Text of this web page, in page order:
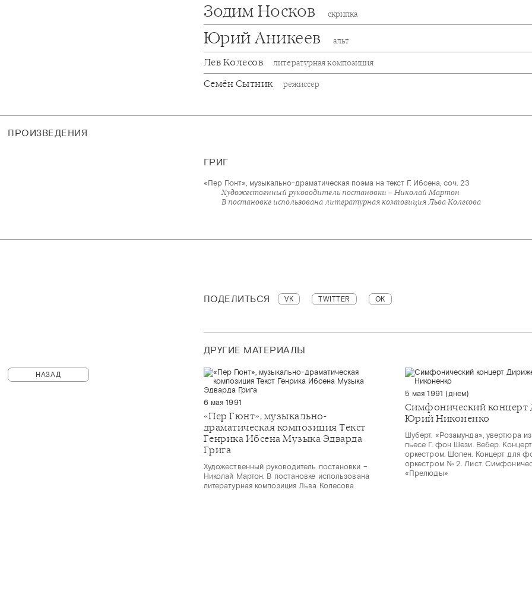
Зодим Носков скрипка
Юрий Аникеев альт
Лев Колесов литературная композиция
Семён Сытник режиссер
ПРОИЗВЕДЕНИЯ
ГРИГ
«Пер Гюнт», музыкально-драматическая поэма на текст Г. Ибсена, соч. 23
Художественный руководитель постановки – Николай Мартон
В постановке использована литературная композиция Льва Колесова
ПОДЕЛИТЬСЯ VK TWITTER OK
ДРУГИЕ МАТЕРИАЛЫ
5 мая 1991 (днем)
Симфонический концерт
Юрий Никоненко
Шуберт. «Розамунда», увертюра
пьесе Г. фон Шези. Вебер.
оркестром. Шопен. Концерт для
оркестром № 2. Лист.
«Прелюды»
6 мая 1991
«Пер Гюнт», музыкально-
драматическая композиция Текст
Генрика Ибсена Музыка Эдварда
Грига
Художественный руководитель постановки –
Николай Мартон. В постановке использована
литературная композиция Льва Колесова
НАЗАД